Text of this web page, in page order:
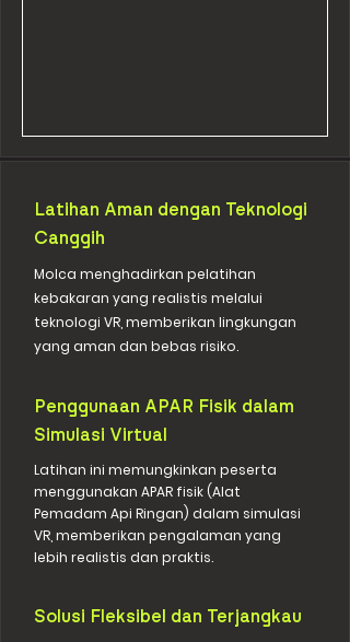
Latihan Aman dengan Teknologi
Canggih
Molca menghadirkan pelatihan
kebakaran yang realistis melalui
teknologi VR, memberikan lingkungan
yang aman dan bebas risiko.
Penggunaan APAR Fisik dalam
Simulasi Virtual
Latihan ini memungkinkan peserta
menggunakan APAR fisik (Alat
Pemadam Api Ringan) dalam simulasi
VR, memberikan pengalaman yang
lebih realistis dan praktis.
Solusi Fleksibel dan Terjangkau